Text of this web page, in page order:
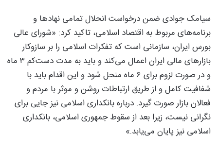
سیامک جوادی ضمن درخواست انحلال تمامی نهادها و
برنامه‌های مربوط به اقتصاد اسلامی، تاکید کرد: «شورای عالی
بورس ایران، سازمانی است که تفکرات اسلامی را بر سازوکار
بازارهای مالی ایران اعمال می‌کند و باید به مدت دست‌کم ۳ ماه
و در صورت لزوم برای ۶ ماه منحل شود و این اقدام باید با
شفافیت کامل و از طریق ارتباطات روشن و موثر با مردم و
فعالان بازار صورت گیرد. درباره بانکداری اسلامی نیز جایی برای
نگرانی نیست، زیرا بعد از سقوط جمهوری اسلامی، بانکداری
اسلامی نیز پایان می‌یابد.»